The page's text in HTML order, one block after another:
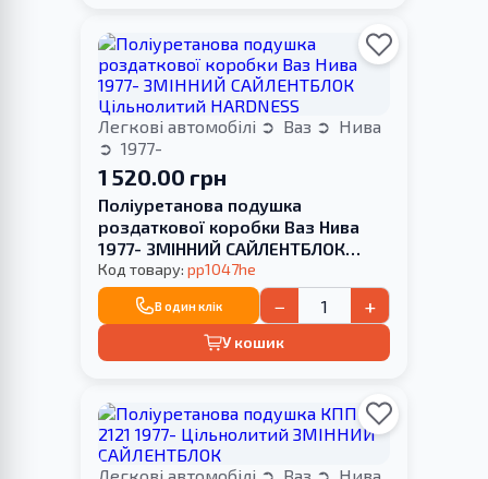
Легкові автомобілі Ваз
Нива
1977-
1 520.00 грн
Поліуретанова подушка
роздаткової коробки Ваз Нива
1977- ЗМІННИЙ САЙЛЕНТБЛОК
Цільнолитий HARDNESS
Код товару: pp1047he
В один клік − +
У кошик